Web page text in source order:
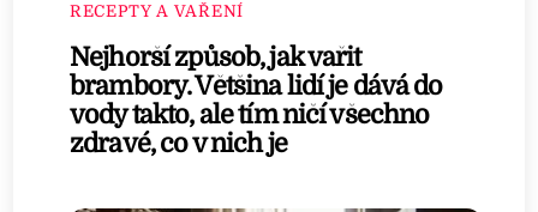
RECEPTY A VAŘENÍ
Nejhorší způsob, jak vařit
brambory. Většina lidí je dává do
vody takto, ale tím ničí všechno
zdravé, co v nich je